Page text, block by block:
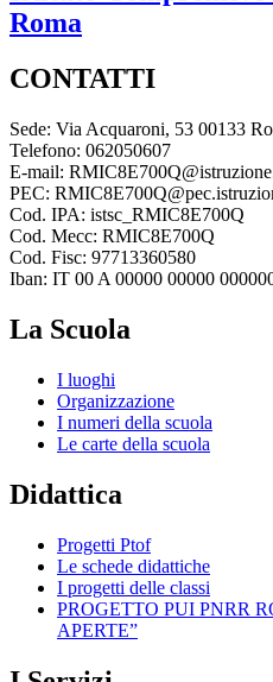
Roma
CONTATTI
Sede: Via Acquaroni, 53 00133
Telefono: 062050607
E-mail:
PEC:
Cod. IPA: istsc_RMIC8E700Q
Cod. Mecc: RMIC8E700Q
Cod. Fisc: 97713360580
Iban: IT 00 A 00000 00000
La Scuola
I luoghi
Organizzazione
I numeri della scuola
Le carte della scuola
Didattica
Progetti Ptof
Le schede didattiche
I progetti delle classi
PROGETTO PUI PNRR
APERTE”